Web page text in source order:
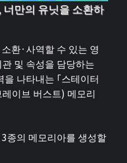
만의 유닛을 소환하
소환·사역할 수 있는 영
및 속성을 담당하는
을 나타내는 「스테이터
레이브 버스트) 메모리
종의 메모리아를 생성할